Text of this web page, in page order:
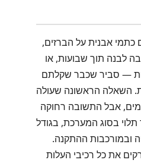
אבנית על הברזים,
לבנה תוך שבועות, או
— סביר שכבר שקלתם
השאלה הראשונה שעולה
אבל התשובה רחוקה
בסוג המערכת, בגודל
ובמורכבות ההתקנה.
את כל רכיבי העלות